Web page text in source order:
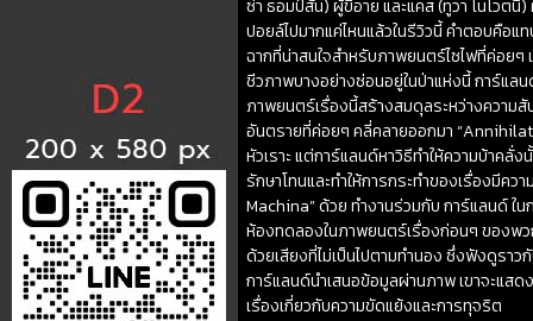
ซ่า ธอมป์สัน) ผู้ขี้อาย และแคส (ทูวา โนโวต
ปอยล์ไปมากแค่ไหนแล้วในรีวิวนี้ คำตอบคือแ
ฉากที่น่าสนใจสำหรับภาพยนตร์ไซไฟที่ค่อยๆ
ชีวภาพบางอย่างซ่อนอยู่ในป่าแห่งนี้ การ์แล
ภาพยนตร์เรื่องนี้สร้างสมดุลระหว่างความ
อันตรายที่ค่อยๆ คลี่คลายออกมา
หัวเราะ แต่การ์แลนด์หาวิธีทำให้ความบ้าค
รักษาโทนและทำให้การกระทำของเรื่องมีค
Machina” ด้วย ทำงานร่วมกับ การ์แลนด์ ใ
ห้องทดลองในภาพยนตร์เรื่องก่อนๆ ของพวก
ด้วยเสียงที่ไม่เป็นไปตามทำนอง ซึ่งฟังดูรา
การ์แลนด์นำเสนอข้อมูลผ่านภาพ เขาจะแส
เรื่องเกี่ยวกับความขัดแย้งและการทุจริต